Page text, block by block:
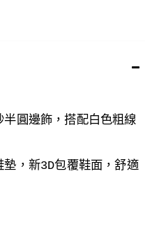
圓邊飾，搭配白色粗線
， 新3D包覆鞋面，舒適